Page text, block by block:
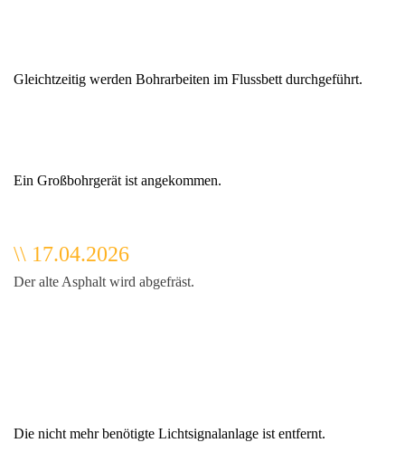
Gleichtzeitig werden Bohrarbeiten im Flussbett durchgeführt.
Ein Großbohrgerät ist angekommen.
\\ 17.04.2026
Der alte Asphalt wird abgefräst.
Die nicht mehr benötigte Lichtsignalanlage ist entfernt.